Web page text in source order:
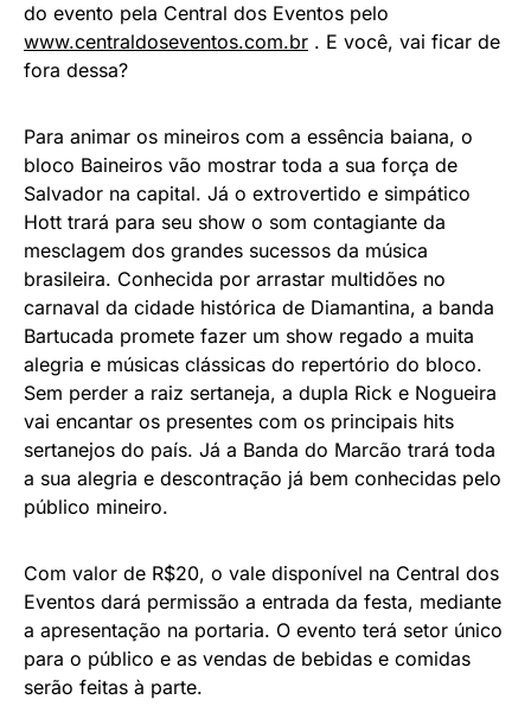
do evento pela Central dos Eventos pelo
www.centraldoseventos.com.br . E você, vai ficar de
fora dessa?
Para animar os mineiros com a essência baiana, o
bloco Baineiros vão mostrar toda a sua força de
Salvador na capital. Já o extrovertido e simpático
Hott trará para seu show o som contagiante da
mesclagem dos grandes sucessos da música
brasileira. Conhecida por arrastar multidões no
carnaval da cidade histórica de Diamantina, a banda
Bartucada promete fazer um show regado a muita
alegria e músicas clássicas do repertório do bloco.
Sem perder a raiz sertaneja, a dupla Rick e Nogueira
vai encantar os presentes com os principais hits
sertanejos do país. Já a Banda do Marcão trará toda
a sua alegria e descontração já bem conhecidas pelo
público mineiro.
Com valor de R$20, o vale disponível na Central dos
Eventos dará permissão a entrada da festa, mediante
a apresentação na portaria. O evento terá setor único
para o público e as vendas de bebidas e comidas
serão feitas à parte.